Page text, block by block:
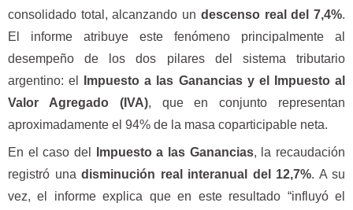
consolidado total, alcanzando un descenso real del 7,4%.
El informe atribuye este fenómeno principalmente al
desempeño de los dos pilares del sistema tributario
argentino: el
Impuesto a las Ganancias y el Impuesto al
Valor Agregado (IVA), que en conjunto representan
aproximadamente el 94% de la masa coparticipable neta.
En el caso del Impuesto a las Ganancias, la recaudación
registró una disminución real interanual del 12,7%. A su
vez, el informe explica que en este resultado “influyó el